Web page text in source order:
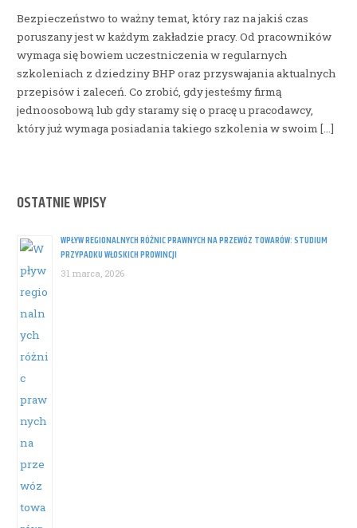
OSTATNIE WPISY
WPŁYW REGIONALNYCH RÓŻNIC PRAWNYCH NA PRZEWÓZ TOWARÓW: STUDIUM
PRZYPADKU WŁOSKICH PROWINCJI
31 marca, 2026
Bezpieczeństwo to ważny temat, który raz na jakiś czas
poruszany jest w każdym zakładzie pracy. Od pracowników
wymaga się bowiem uczestniczenia w regularnych
szkoleniach z dziedziny BHP oraz przyswajania aktualnych
przepisów i zaleceń. Co zrobić, gdy jesteśmy firmą
jednoosobową lub gdy staramy się o pracę u pracodawcy,
który już wymaga posiadania takiego szkolenia w swoim […]